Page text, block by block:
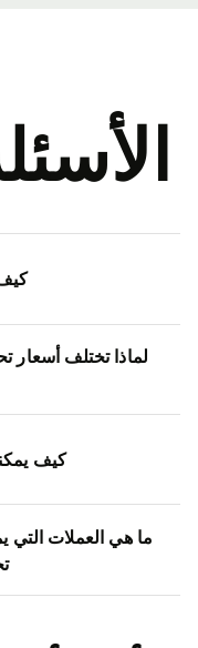
كيف
لماذا تختلف أسعار
كيف
ما هي العملات التي